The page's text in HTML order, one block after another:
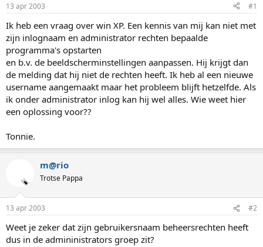
s
t
a
r
t
e
r
m
13 apr 2003 #1
Ik heb een vraag over win XP. Een kennis van mij kan niet met
zijn inlognaam en administrator rechten bepaalde
programma's opstarten
en b.v. de beeldscherminstellingen aanpassen. Hij krijgt dan
de melding dat hij niet de rechten heeft. Ik heb al een nieuwe
username aangemaakt maar het probleem blijft hetzelfde. Als
ik onder administrator inlog kan hij wel alles. Wie weet hier
een oplossing voor??
Tonnie.
m@rio
Trotse Pappa
13 apr 2003 #2
Weet je zeker dat zijn gebruikersnaam beheersrechten heeft
dus in de admininistrators groep zit?